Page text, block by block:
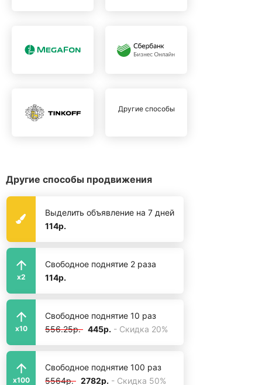
Другие способы
Другие способы продвижения
Выделить объявление на 7 дней
114р.
x2
Свободное поднятие 2 раза
114р.
x10
Свободное поднятие 10 раз
556.25р. 445р. - Скидка 20%
x100
Свободное поднятие 100 раз
5564р. 2782р. - Скидка 50%